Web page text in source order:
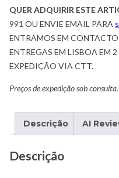
QUER ADQUIRIR ESTE
991 OU ENVIE EMAIL PARA
ENTRAMOS EM
ENTREGAS EM LISBOA EM
EXPEDIÇÃO VIA CTT.
Preços de expedição sob consulta.
Descrição AI
Descrição